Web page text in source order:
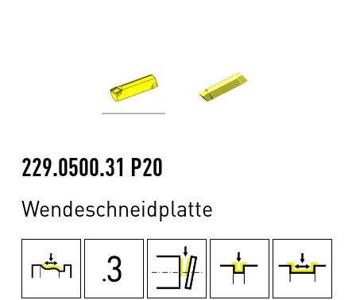
229.0500.31 P20
Wendeschneidplatte